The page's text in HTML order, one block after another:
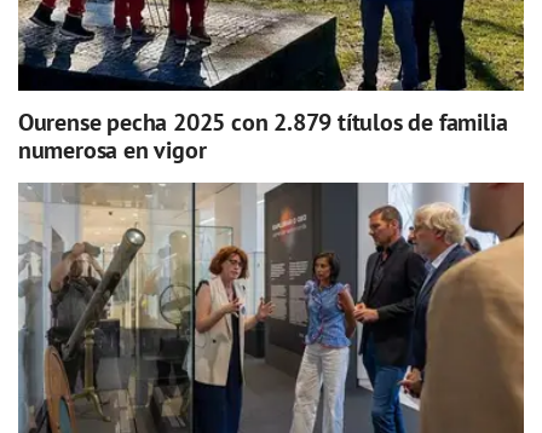
Ourense pecha 2025 con 2.879 títulos de familia
numerosa en vigor